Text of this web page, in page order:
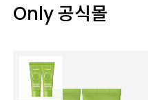
Only 공식몰